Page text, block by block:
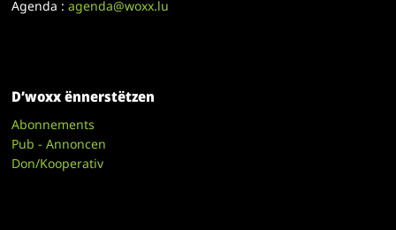
Agenda :agenda@woxx.lu
D’woxx ënnerstëtzen
Abonnements
Pub - Annoncen
Don/Kooperativ